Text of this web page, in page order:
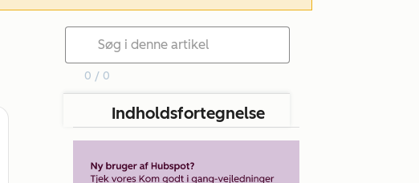
0 / 0
Indholdsfortegnelse